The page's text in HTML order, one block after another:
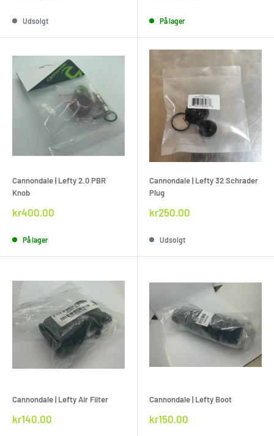
Udsolgt På lager
Cannondale | Lefty 2.0 PBR
Knob
Rabat
kr400.00
På lager
Cannondale | Lefty 32 Schrader
Plug
Rabat
kr250.00
Udsolgt
Cannondale | Lefty Air Filter
Rabat
kr140.00
Cannondale | Lefty Boot
Rabat
kr150.00